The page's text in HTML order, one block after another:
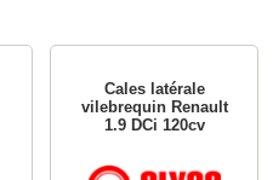
Cales latérale
vilebrequin Renault
1.9 DCi 120cv